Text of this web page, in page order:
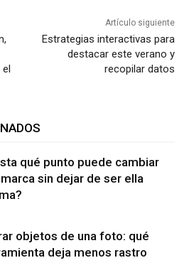
Artículo siguiente
Estrategias interactivas para
destacar este verano y
recopilar datos
qué punto puede cambiar
sin dejar de ser ella
objetos de una foto: qué
deja menos rastro